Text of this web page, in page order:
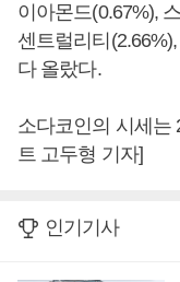
이아몬드(0.67%),
센트럴리티
다 올랐다.
소다코인의 시세는
트 고두형 기자]
인기기사